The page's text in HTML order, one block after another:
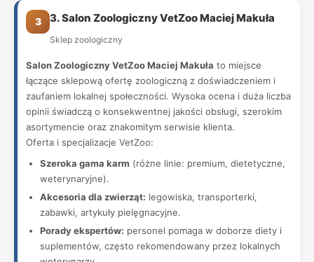
3 3. Salon Zoologiczny VetZoo Maciej Makuła
Sklep zoologiczny
Salon Zoologiczny VetZoo Maciej Makuła to miejsce
łączące sklepową ofertę zoologiczną z doświadczeniem i
zaufaniem lokalnej społeczności. Wysoka ocena i duża liczba
opinii świadczą o konsekwentnej jakości obsługi, szerokim
asortymencie oraz znakomitym serwisie klienta.
Oferta i specjalizacje VetZoo:
Szeroka gama karm (różne linie: premium, dietetyczne,
weterynaryjne).
Akcesoria dla zwierząt: legowiska, transporterki,
zabawki, artykuły pielęgnacyjne.
Porady ekspertów: personel pomaga w doborze diety i
suplementów, często rekomendowany przez lokalnych